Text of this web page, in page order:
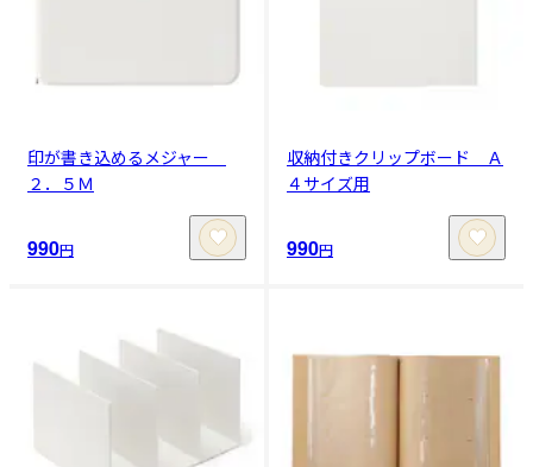
印が書き込めるメジャー
２．５Ｍ
990円
収納付きクリップボード Ａ
４サイズ用
990円